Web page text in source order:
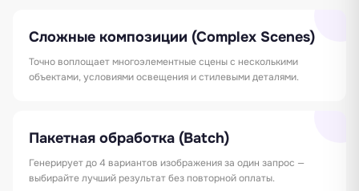
Сложные композиции (Complex Scenes)
Точно воплощает многоэлементные сцены с несколькими
объектами, условиями освещения и стилевыми деталями.
Пакетная обработка (Batch)
Генерирует до 4 вариантов изображения за один запрос —
выбирайте лучший результат без повторной оплаты.